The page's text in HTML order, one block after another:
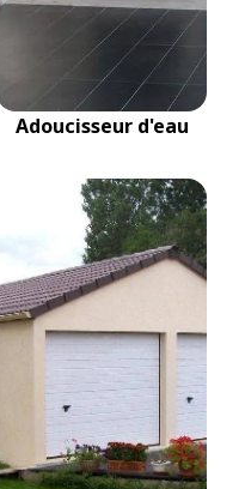
Adoucisseur d'eau